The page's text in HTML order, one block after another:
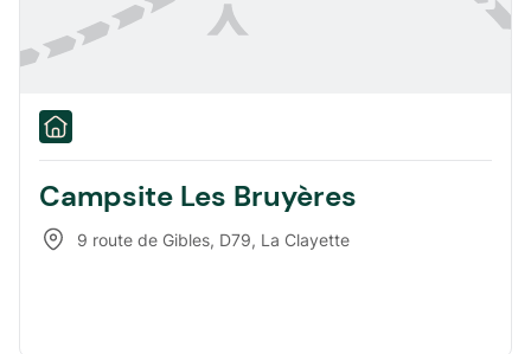
Campsite Les Bruyères
9 route de Gibles, D79, La Clayette